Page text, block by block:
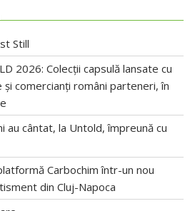
Still
2026: Colecții capsulă lansate cu
și comercianți români parteneri, în
cântat, la Untold, împreună cu
Carbochim într-un nou
din Cluj-Napoca